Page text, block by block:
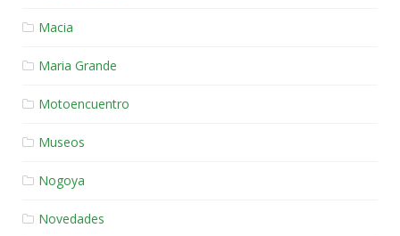
Macia
Maria Grande
Motoencuentro
Museos
Nogoya
Novedades